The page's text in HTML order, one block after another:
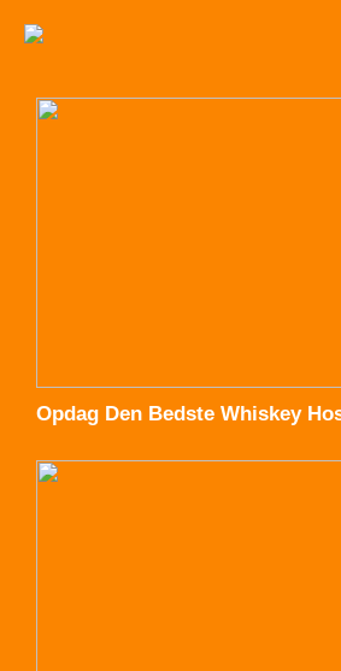
Opdag Den Bedste Whiskey